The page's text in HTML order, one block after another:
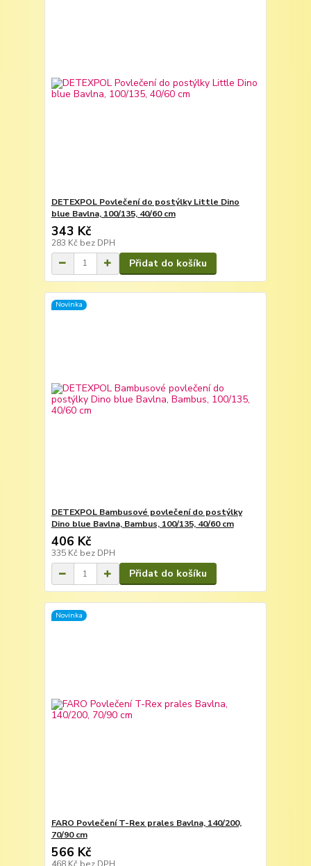
DETEXPOL Povlečení do postýlky Little Dino
blue Bavlna, 100/135, 40/60 cm
343 Kč
283 Kč bez DPH
Přidat do košíku
Novinka
DETEXPOL Bambusové povlečení do postýlky
Dino blue Bavlna, Bambus, 100/135, 40/60 cm
406 Kč
335 Kč bez DPH
Přidat do košíku
Novinka
FARO Povlečení T-Rex prales Bavlna, 140/200,
70/90 cm
566 Kč